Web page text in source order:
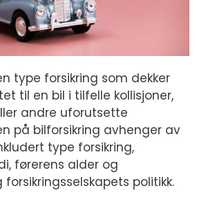
type forsikring som dekker
til en bil i tilfelle kollisjoner,
andre uforutsette
på bilforsikring avhenger av
type forsikring,
førerens alder og
forsikringsselskapets politikk.